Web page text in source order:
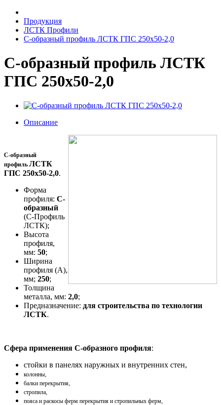
Продукция
ЛСТК Профили
С-образный профиль ЛСТК ГПС 250x50-2,0
С-образный профиль ЛСТК
ГПС 250x50-2,0
Описание
С-образный
профиль ЛСТК
ГПС 250x50-2,0.
Форма
профиля: С-
образный
(С-Профиль
ЛСТК);
Высота
профиля,
мм: 50;
Ширина
профиля (A),
мм; 250;
Толщина
металла, мм: 2,0;
Предназначение: для строительства по технологии
ЛСТК.
Сфера применения С-образного профиля:
стойки в панелях наружных и внутренних стен,
колонны,
балки перекрытия,
стропила,
пояса и раскосы ферм перекрытия и стропильных ферм,